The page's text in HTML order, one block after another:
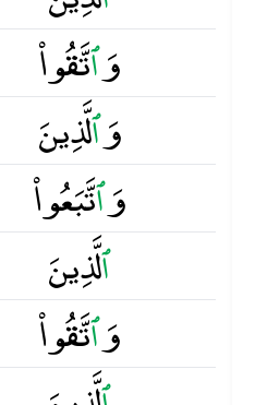
وَٱتَّقُوا۟
وَٱلَّذِينَ
وَٱتَّبَعُوا۟
ٱلَّذِينَ
وَٱتَّقُوا۟